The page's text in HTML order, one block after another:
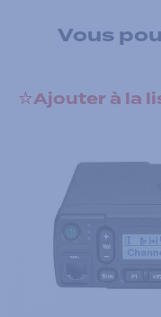
Vous
Ajouter à la